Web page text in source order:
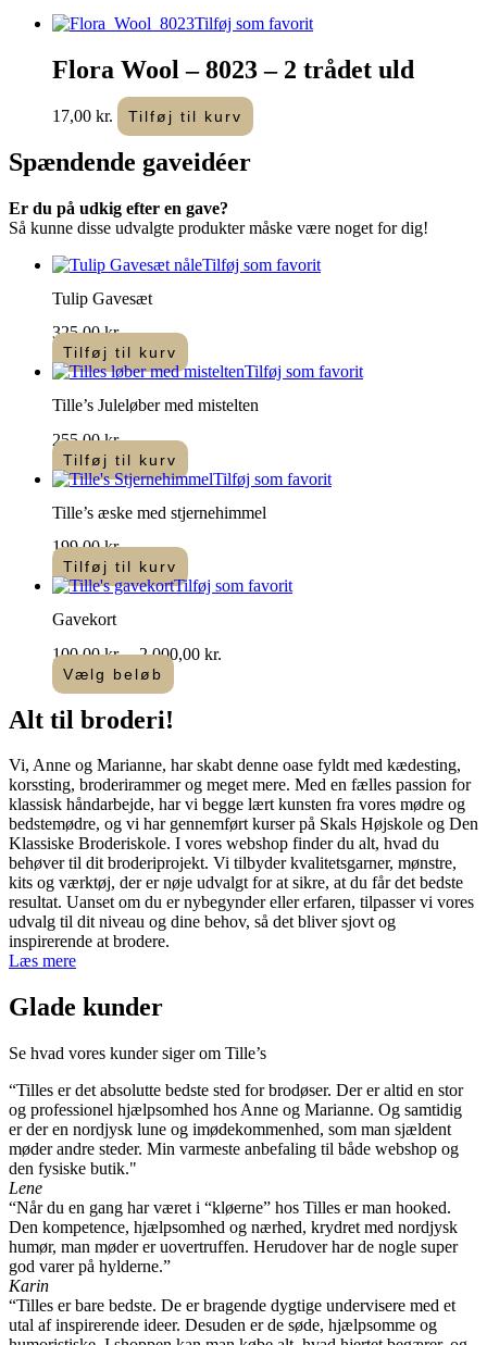
Tilføj som favorit
Flora Wool – 8023 – 2 trådet uld
17,00 kr. Tilføj til kurv
Spændende gaveidéer
Er du på udkig efter en gave?
Så kunne disse udvalgte produkter måske være noget for dig!
Tilføj som favorit
Tulip Gavesæt
325,00kr.
Tilføj til kurv
Tilføj som favorit
Tille’s Juleløber med mistelten
255,00kr.
Tilføj til kurv
Tilføj som favorit
Tille’s æske med stjernehimmel
199,00kr.
Tilføj til kurv
Tilføj som favorit
Gavekort
100,00kr. – 2.000,00 kr.
Vælg beløb
Dette
vare
har
varianter.
Mulighederne
kan
vælges
på
varesiden
Alt til broderi!​
Vi, Anne og Marianne, har skabt denne oase fyldt med kædesting,
korssting, broderirammer og meget mere. Med en fælles passion for
klassisk håndarbejde, har vi begge lært kunsten fra vores mødre og
bedstemødre, og vi har gennemført kurser på Skals Højskole og Den
Klassiske Broderiskole. I vores webshop finder du alt, hvad du
behøver til dit broderiprojekt. Vi tilbyder kvalitetsgarner, mønstre,
kits og værktøj, der er nøje udvalgt for at sikre, at du får det bedste
resultat. Uanset om du er nybegynder eller erfaren, tilpasser vi vores
udvalg til dit niveau og dine behov, så det bliver sjovt og
inspirerende at brodere.
Læs mere
Glade kunder
Se hvad vores kunder siger om Tille’s
“Tilles er det absolutte bedste sted for brodøser. Der er altid en stor
og professionel hjælpsomhed hos Anne og Marianne. Og samtidig
er der en nordjysk lune og imødekommenhed, som man sjældent
møder andre steder. Min varmeste anbefaling til både webshop og
den fysiske butik."
Lene
“Når du en gang har været i “kløerne” hos Tilles er man hooked.
Den kompetence, hjælpsomhed og nærhed, krydret med nordjysk
humør, man møder er uovertruffen. Herudover har de nogle super
god varer på hylderne.”
Karin
“Tilles er bare bedste. De er bragende dygtige undervisere med et
utal af inspirerende ideer. Desuden er de søde, hjælpsomme og